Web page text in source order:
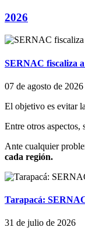
2026
SERNAC fiscaliza
07 de agosto de 2026
El objetivo es evitar
Entre otros aspectos,
Ante cualquier
cada región.
Tarapacá:
31 de julio de 2026